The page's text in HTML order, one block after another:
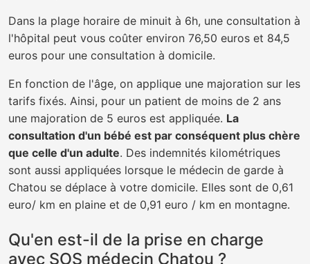
Dans la plage horaire de minuit à 6h, une consultation à
l'hôpital peut vous coûter environ 76,50 euros et 84,5
euros pour une consultation à domicile.
En fonction de l'âge, on applique une majoration sur les
tarifs fixés. Ainsi, pour un patient de moins de 2 ans
une majoration de 5 euros est appliquée. La
consultation d'un bébé est par conséquent plus chère
que celle d'un adulte. Des indemnités kilométriques
sont aussi appliquées lorsque le médecin de garde à
Chatou se déplace à votre domicile. Elles sont de 0,61
euro/ km en plaine et de 0,91 euro / km en montagne.
Qu'en est-il de la prise en charge
avec SOS médecin Chatou ?